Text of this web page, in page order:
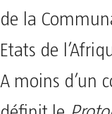
de la
Etats de
A moins d’un